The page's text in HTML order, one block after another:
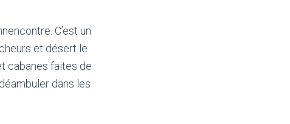
C’est un
et désert le
cabanes faites de
dans les